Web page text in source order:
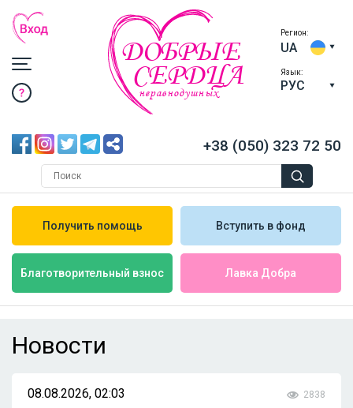
СЕРДЦА
ДОБРЫЕ
неравнодушных
Регион:
UA
Язык:
РУС
+38 (050) 323 72 50
Получить помощь Вступить в фонд
Благотворительный взнос Лавка Добра
Новости
08.08.2026, 02:03 2838